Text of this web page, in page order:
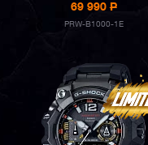
69 990P
PRW-B1000-1E